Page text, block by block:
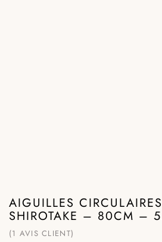
AIGUILLES
SHIROTAKE – 80CM –
(1 AVIS CLIENT)